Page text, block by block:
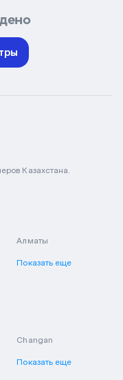
Казахстана.
Алматы
Показать еще
Changan
Показать еще